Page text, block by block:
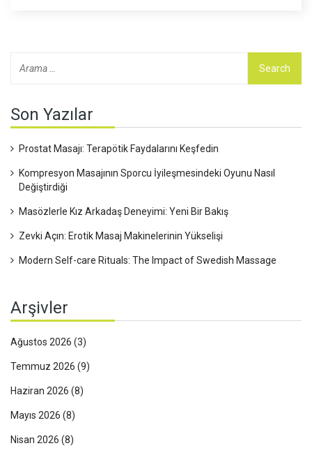
Son Yazılar
Prostat Masajı: Terapötik Faydalarını Keşfedin
Kompresyon Masajının Sporcu İyileşmesindeki Oyunu Nasıl
Değiştirdiği
Masözlerle Kız Arkadaş Deneyimi: Yeni Bir Bakış
Zevki Açın: Erotik Masaj Makinelerinin Yükselişi
Modern Self-care Rituals: The Impact of Swedish Massage
Arşivler
Ağustos 2026 (3)
Temmuz 2026 (9)
Haziran 2026 (8)
Mayıs 2026 (8)
Nisan 2026 (8)